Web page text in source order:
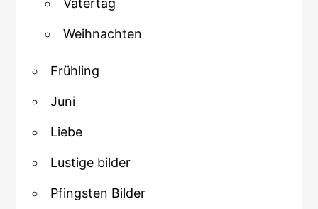
Vatertag
Weihnachten
Frühling
Juni
Liebe
Lustige bilder
Pfingsten Bilder